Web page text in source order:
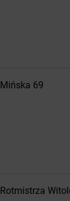
Mińska 69
Rotmistrza